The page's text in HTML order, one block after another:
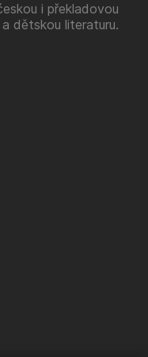
i překladovou
dětskou literaturu.